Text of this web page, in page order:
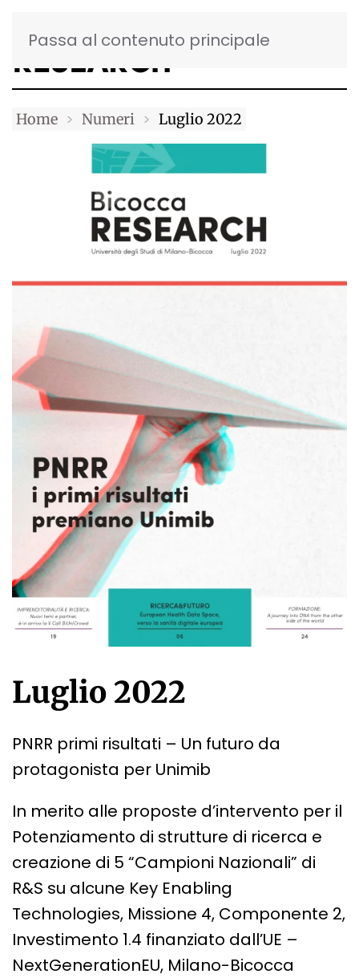
Passa al contenuto principale
Home Numeri Luglio 2022
Luglio 2022
PNRR primi risultati – Un futuro da
protagonista per Unimib
In merito alle proposte d’intervento per il
Potenziamento di strutture di ricerca e
creazione di 5 “Campioni Nazionali” di
R&S su alcune Key Enabling
Technologies, Missione 4, Componente 2,
Investimento 1.4 finanziato dall’UE –
NextGenerationEU, Milano-Bicocca